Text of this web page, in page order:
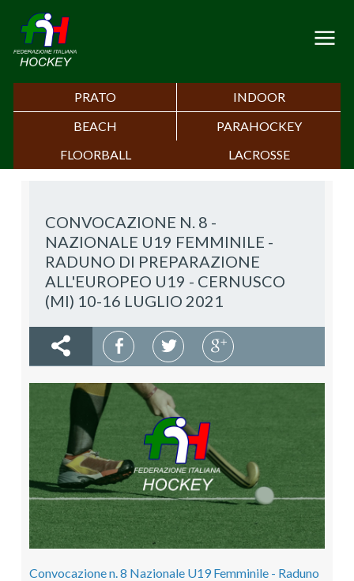
PRATO
INDOOR
BEACH
PARAHOCKEY
FLOORBALL
LACROSSE
CONVOCAZIONE N. 8 -
NAZIONALE U19 FEMMINILE -
RADUNO DI PREPARAZIONE
ALL'EUROPEO U19 - CERNUSCO
(MI) 10-16 LUGLIO 2021
Convocazione n. 8 Nazionale U19 Femminile - Raduno